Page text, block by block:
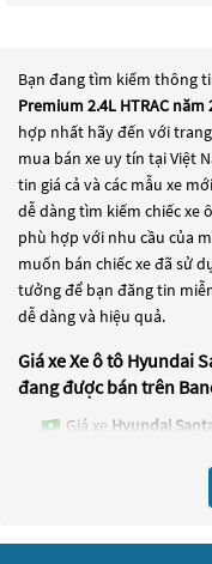
Bạn đang tìm kiếm thông
Premium 2.4L HTRAC năm
hợp nhất hãy đến với
mua bán xe uy tín tại Việt
tin giá cả và các mẫu xe
dễ dàng tìm kiếm chiếc xe
phù hợp với nhu cầu của
muốn bán chiếc xe đã sử
tưởng để bạn đăng tin
dễ dàng và hiệu quả.
Giá xe Xe ô tô Hyundai
đang được bán trên
Giá xe Hyundai
Hyundai